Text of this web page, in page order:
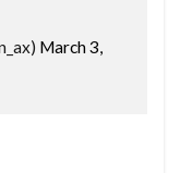
March 3,